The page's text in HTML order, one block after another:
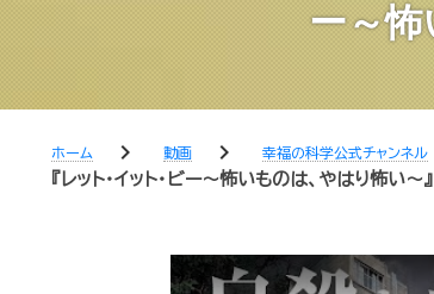
ー～怖
ホーム chevron_right 動画 chevron_right 幸福の科学公式チャンネル
『レット・イット・ビー～怖いものは、やはり怖い～』